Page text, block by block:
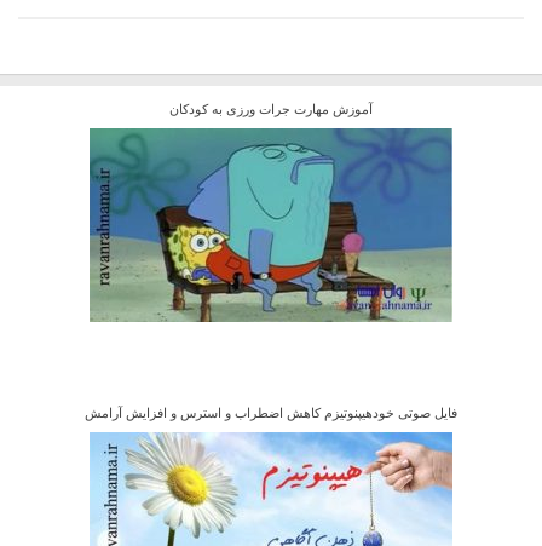
فایل صوتی خودهیپنوتیزم کاهش اضطراب و استرس و افزایش آرامش
آموزش مهارت جرات ورزی به کودکان